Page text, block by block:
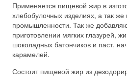
Применяется пищевой жир в
хлебобулочных изделиях, а так
промышленности. Так же
приготовлении мягких глазурей,
шоколадных батончиков и паст,
карамелей.
Состоит пищевой жир из